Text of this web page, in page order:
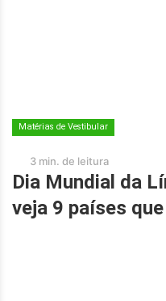
Matérias de Vestibular
3 min. de leitura
Dia Mundial da
veja 9 países